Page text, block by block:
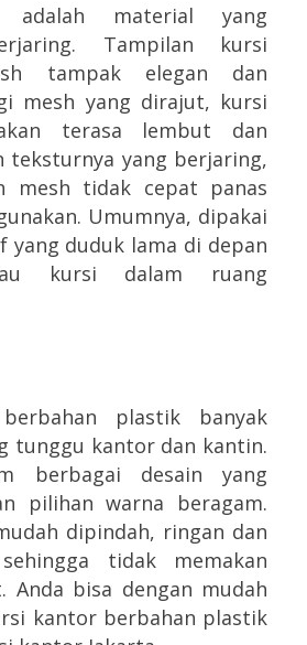
adalah material yang
Tampilan kursi
tampak elegan dan
mesh yang dirajut, kursi
terasa lembut dan
teksturnya yang berjaring,
mesh tidak cepat panas
Umumnya, dipakai
yang duduk lama di depan
kursi dalam ruang
plastik banyak
tunggu kantor dan kantin.
berbagai desain yang
pilihan warna beragam.
dipindah, ringan dan
tidak memakan
Anda bisa dengan mudah
kantor berbahan plastik